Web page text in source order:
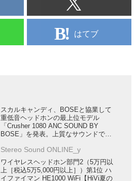
はてブ
スカルキャンディ、BOSEと協業して
重低音ヘッドホンの最上位モデル
「Crusher 1080 ANC SOUND BY
BOSE」を発表。上質なサウンドで空
Stereo Sound ONLINE_y
ワイヤレスヘッドホン部門2（5万円以
上［税込5万5,000円以上］）第1位 ハ
イファイマン HE1000 WiFi【HiVi夏の